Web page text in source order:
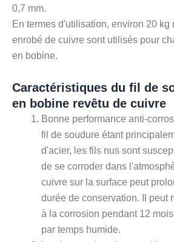
0,7 mm.
En termes d'utilisation, environ 20 kg
enrobé de cuivre sont utilisés pour
en bobine.
Caractéristiques du fil de
en bobine revêtu de cuivre
Bonne performance anti-
fil de soudure étant
d'acier, les fils nus sont
de se corroder dans
cuivre sur la surface peut
durée de conservation. Il peut
à la corrosion pendant 12
par temps humide.